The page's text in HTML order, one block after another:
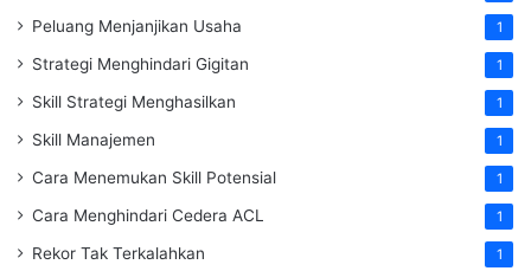
Peluang Menjanjikan Usaha 1
Strategi Menghindari Gigitan 1
Skill Strategi Menghasilkan 1
Skill Manajemen 1
Cara Menemukan Skill Potensial 1
Cara Menghindari Cedera ACL 1
Rekor Tak Terkalahkan 1